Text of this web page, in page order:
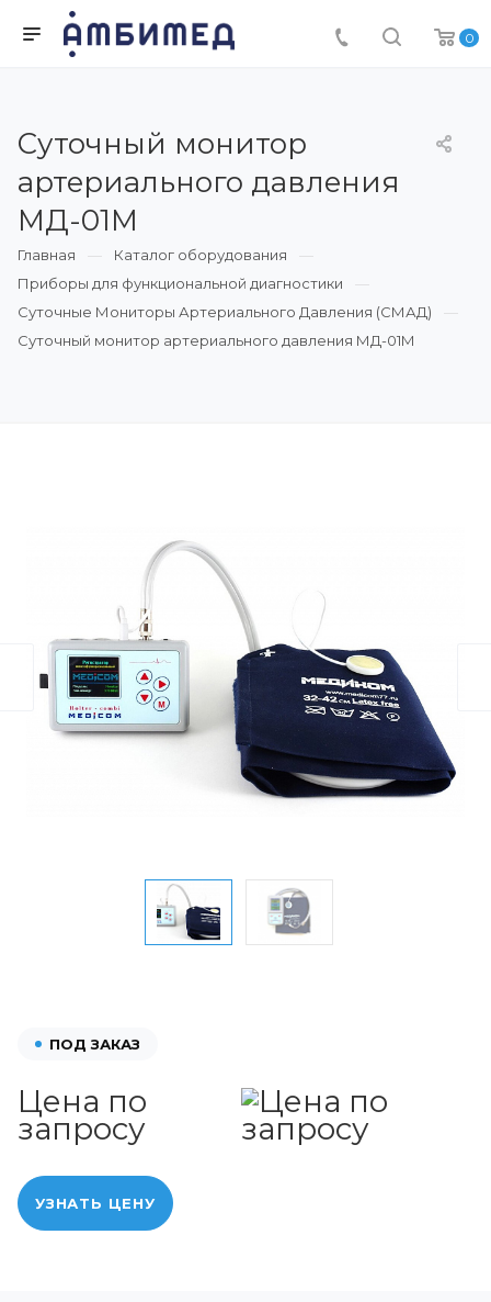
0
Суточный монитор
артериального давления
МД-01М
Главная
Каталог оборудования
Приборы для функциональной диагностики
Суточные Мониторы Артериального Давления (СМАД)
Суточный монитор артериального давления МД-01М
ПОД ЗАКАЗ
Цена по
запросу
УЗНАТЬ ЦЕНУ